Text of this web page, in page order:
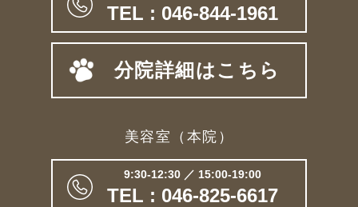
TEL : 046-844-1961
分院詳細はこちら
美容室（本院）
9:30-12:30 ／ 15:00-19:00
TEL : 046-825-6617